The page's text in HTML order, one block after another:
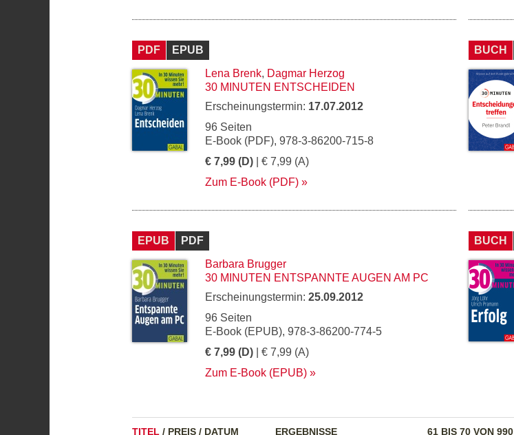
PDF
EPUB
Lena Brenk, Dagmar Herzog
30 MINUTEN ENTSCHEIDEN
Erscheinungstermin: 17.07.2012
96 Seiten
E-Book (PDF), 978-3-86200-715-8
€ 7,99 (D) | € 7,99 (A)
Zum E-Book (PDF)
BUCH
EPUB
PDF
Barbara Brugger
30 MINUTEN ENTSPANNTE AUGEN AM PC
Erscheinungstermin: 25.09.2012
96 Seiten
E-Book (EPUB), 978-3-86200-774-5
€ 7,99 (D) | € 7,99 (A)
Zum E-Book (EPUB)
BUCH
TITEL / PREIS / DATUM ERGEBNISSE 61 BIS 70 VON 990